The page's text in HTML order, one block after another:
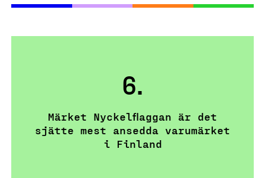
6.
Märket Nyckelflaggan är det
sjätte mest ansedda varumärket
i Finland